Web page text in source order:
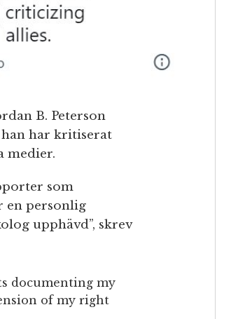
B. Peterson
har kritiserat
medier.
som
en personlig
upphävd”, skrev
documenting my
of my right